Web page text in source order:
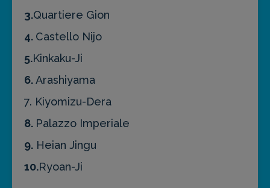
3.Quartiere Gion
4. Castello Nijo
5.Kinkaku-Ji
6.Arashiyama
7. Kiyomizu-Dera
8. Palazzo Imperiale
9. Heian Jingu
10.Ryoan-Ji